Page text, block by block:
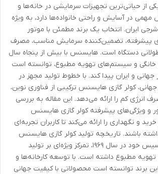
از حیاتی‌ترین تجهیزات سرمایشی در خانه‌ها و
در آسایش و راحتی خانواده‌ها دارد، به ویژه
ایران. انتخاب یک برند مطمئن با موتور
پیشرفته، تضمین‌کننده سرمایش مناسب، مصرف
دستگاه است. هایسنس با بیش از پنجاه سال
خانگی و سیستم‌های تهویه مطبوع، توانسته است
جهانی و ایران پیدا کند. با خطوط تولید مجهز در
کولر گازی هایسنس ترکیبی از فناوری نوین،
انرژی کم را ارائه می‌دهد. این مقاله به بررسی
و ویژگی‌های پیشرفته کولر گازی هایسنس
و نگهداری را ارائه می‌کند تا کاربران تجربه‌ای
باشند. تاریخچه تولید کولر گازی هایسنس
هایسنس از زمان تأسیس خود در سال ۱۹۶۹، تمرکز ویژه‌ای بر تولید
مطبوع داشته است. با توسعه کارخانه‌ها و
برند توانسته است محصولاتی با کیفیت جهانی